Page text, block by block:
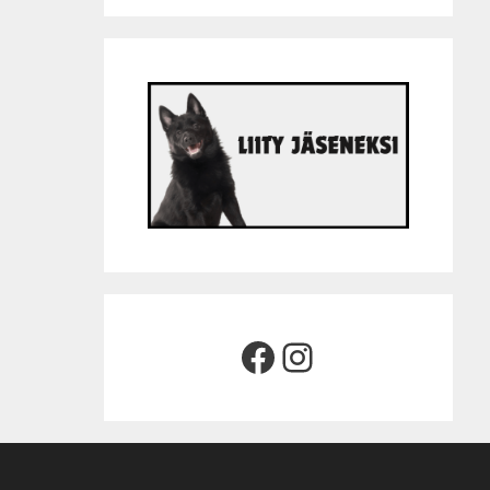
Facebook
Instagram